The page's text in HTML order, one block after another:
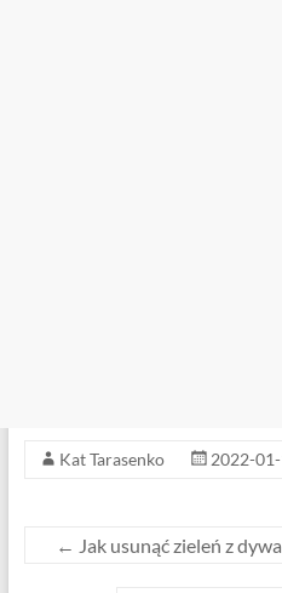
Kat Tarasenko 2022-
← Jak usunąć zieleń z